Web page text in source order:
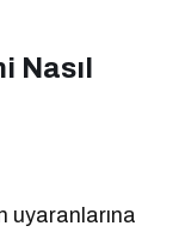
Nasıl
uyaranlarına